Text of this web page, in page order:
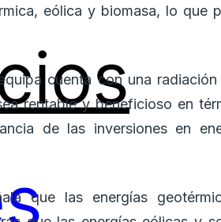
eólica y biomasa, lo que
cuenta con una
rentable y beneficioso en
de las inversiones en
que las energías